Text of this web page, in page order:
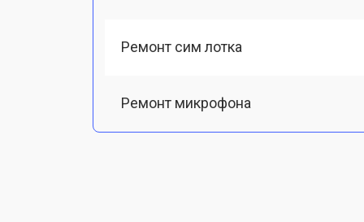
Ремонт сим лотка
Ремонт микрофона